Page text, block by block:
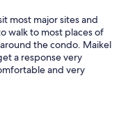
most major sites and
walk to most places of
the condo. Maikel
a response very
and very
was very helpful. We
down the street, so